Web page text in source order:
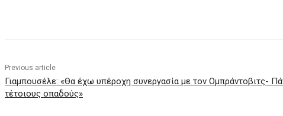
Previous article
Γιαμπουσέλε: «Θα έχω υπέροχη συνεργασία με τον Ομπράντοβιτς-
τέτοιους οπαδούς»